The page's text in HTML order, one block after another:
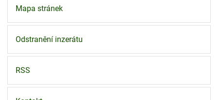
Mapa stránek
Odstranění inzerátu
RSS